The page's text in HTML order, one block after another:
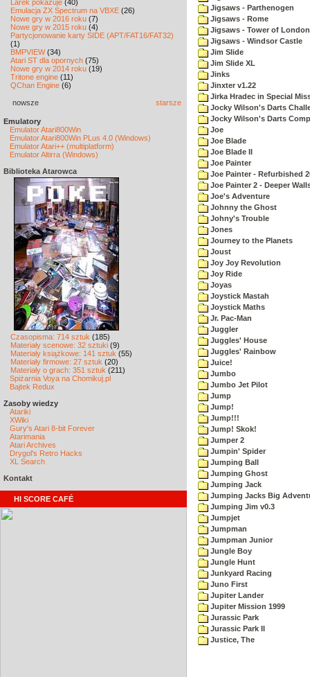
Larek pokazuje (40)
Emulacja ZX Spectrum na VBXE (26)
Nowe gry w 2016 roku (7)
Nowe gry w 2015 roku (4)
Partycjonowanie karty SIDE (APT/FAT16/FAT32)
(1)
BMPVIEW(34)
Atari ST dla opornych (75)
Nowe gry w 2014 roku (19)
Tritone engine (11)
QChan Engine (6)
nowsze starsze
Emulatory
Emulator Atari800Win
Emulator Atari800Win PLus 4.0 (Windows)
Emulator Atari++ (multiplatform)
Emulator Altirra (Windows)
Biblioteka Atarowca
Czasopisma: 714 sztuk (185)
Materiały scenowe: 32 sztuki (9)
Materiały książkowe: 141 sztuk (55)
Materiały firmowe: 27 sztuk (20)
Materiały o grach: 351 sztuk (211)
Spiżarnia Voya na Chomikuj.pl
Bajtek Redux
Zasoby wiedzy
Atariki
XWiki
Gury's Atari 8-bit Forever
Atarimania
Atari Archives
Drygol's Retro Hacks
XL Search
Kontakt
HI SCORE CAFÉ
Jigsaws - Parthenogen
Jigsaws - Rome
Jigsaws - Tower of London
Jigsaws - Windsor Castle
Jim Slide
Jim Slide XL
Jinks
Jinxter v1.22
Jirka Hradec in Special
Jocky Wilson's Darts
Jocky Wilson's Darts
Joe
Joe Blade
Joe Blade II
Joe Painter
Joe Painter - Refurbished
Joe Painter 2 - Deeper
Joe's Adventure
Johnny the Ghost
Johny's Trouble
Jones
Journey to the Planets
Joust
Joy Joy Revolution
Joy Ride
Joyas
Joystick Mastah
Joystick Maths
Jr. Pac-Man
Juggler
Juggles' House
Juggles' Rainbow
Juice!
Jumbo
Jumbo Jet Pilot
Jump
Jump!
Jump!!!
Jump! Skok!
Jumper 2
Jumpin' Spider
Jumping Ball
Jumping Ghost
Jumping Jack
Jumping Jacks Big
Jumping Jim v0.3
Jumpjet
Jumpman
Jumpman Junior
Jungle Boy
Jungle Hunt
Junkyard Racing
Juno First
Jupiter Lander
Jupiter Mission 1999
Jurassic Park
Jurassic Park II
Justice, The